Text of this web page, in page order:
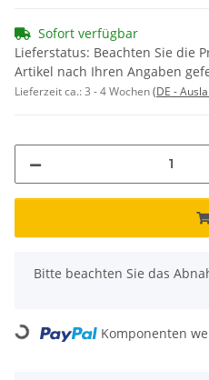
Sofort verfügbar
Lieferstatus: Beachten Sie die
Artikel nach Ihren Angaben
Lieferzeit ca.:3 - 4 Wochen(DE -
x
Bitte beachten Sie das
Komponenten